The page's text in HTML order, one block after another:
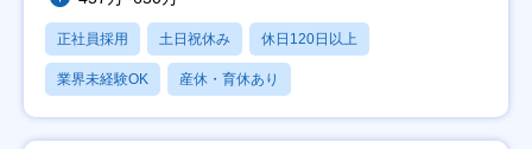
正社員採用 土日祝休み 休日120日以上
業界未経験OK 産休・育休あり